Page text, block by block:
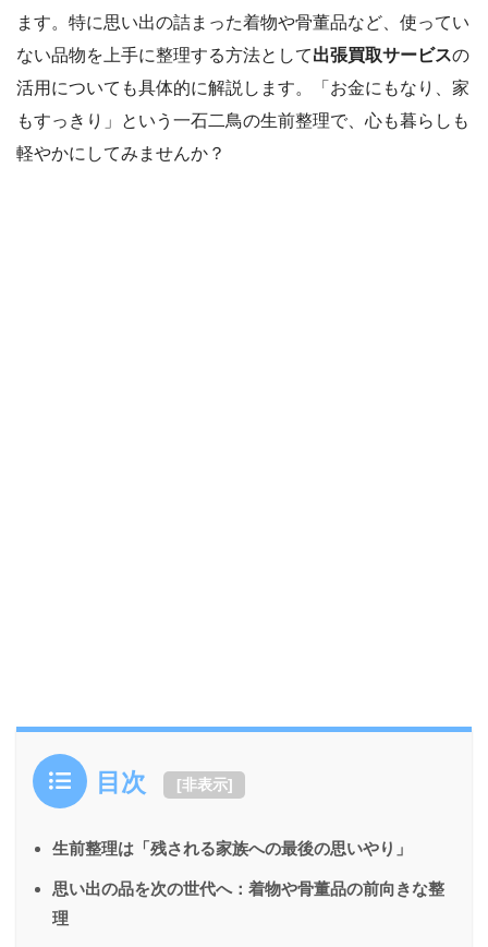
ます。特に思い出の詰まった着物や骨董品など、使ってい
ない品物を上手に整理する方法として出張買取サービスの
活用についても具体的に解説します。「お金にもなり、家
もすっきり」という一石二鳥の生前整理で、心も暮らしも
軽やかにしてみませんか？
目次 [非表示]
生前整理は「残される家族への最後の思いやり」
思い出の品を次の世代へ：着物や骨董品の前向きな整
理